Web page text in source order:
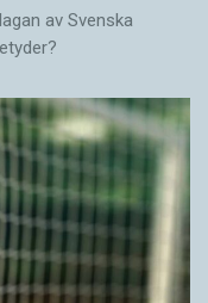
av Svenska